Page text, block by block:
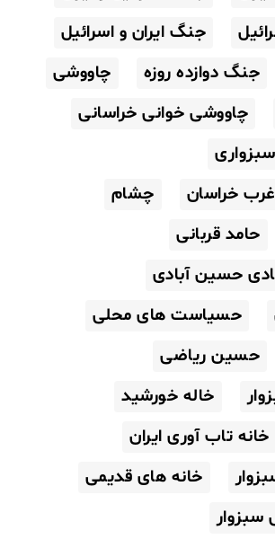
جنگ ایران و اسرائیل
جنگ دوازده روزه
چاووشی
چاووشی خوانی خراسانی
خراسان
چشام
حامد قربانی
حسین آبادی
حسیاست های محلی
حسین ریاضی
خاله خورشید
خانه تاب آوری ایران
خانه های قدیمی